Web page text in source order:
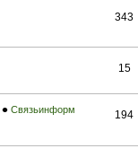
343
15
Связьинформ 194